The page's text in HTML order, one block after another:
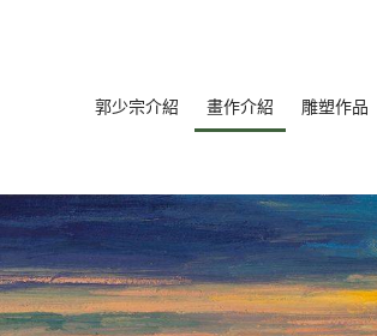
郭少宗介紹 畫作介紹 雕塑作品